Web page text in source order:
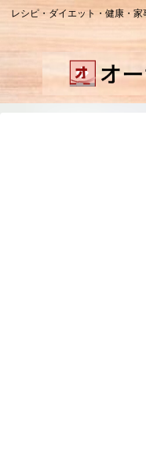
レシピ・ダイエット・健康・